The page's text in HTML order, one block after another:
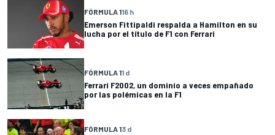
FÓRMULA 116 h
Emerson Fittipaldi respalda a Hamilton en su
lucha por el título de F1 con Ferrari
FÓRMULA 11 d
Ferrari F2002, un dominio a veces empañado
por las polémicas en la F1
FÓRMULA 13 d